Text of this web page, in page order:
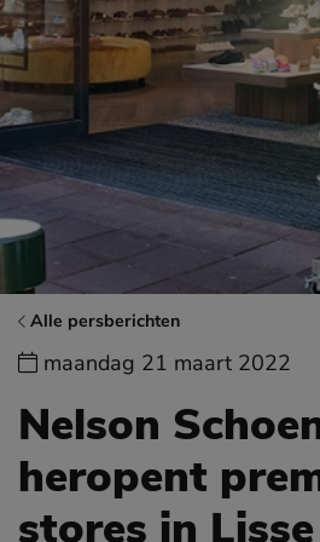
Alle persberichten
maandag 21 maart 2022
Nelson
heropent
stores in